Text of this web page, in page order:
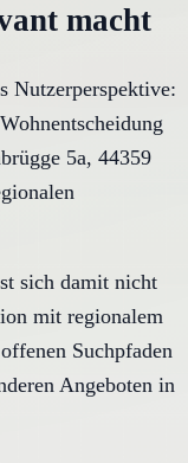
macht
Nutzerperspektive:
5a, 44359
sich damit nicht
mit regionalem
Suchpfaden
Angeboten in